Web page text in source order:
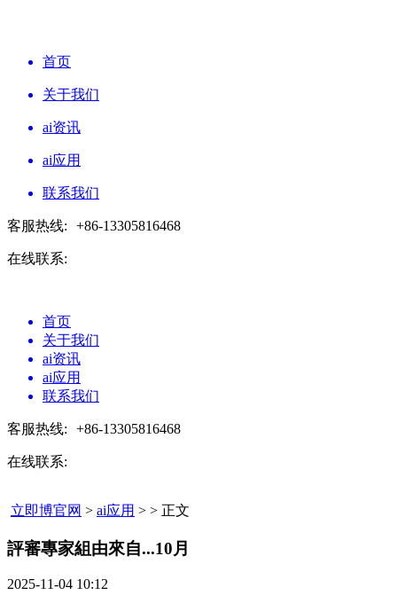
首页
关于我们
ai资讯
ai应用
联系我们
客服热线: +86-13305816468
在线联系:
首页
关于我们
ai资讯
ai应用
联系我们
客服热线: +86-13305816468
在线联系:
立即博官网 > ai应用 > > 正文
評審專家組由來自...10月​
2025-11-04 10:12